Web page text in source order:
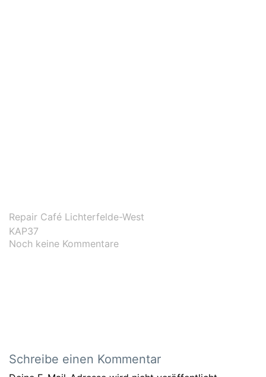
Repair Café Lichterfelde-West
KAP37
Noch keine Kommentare
Schreibe einen Kommentar